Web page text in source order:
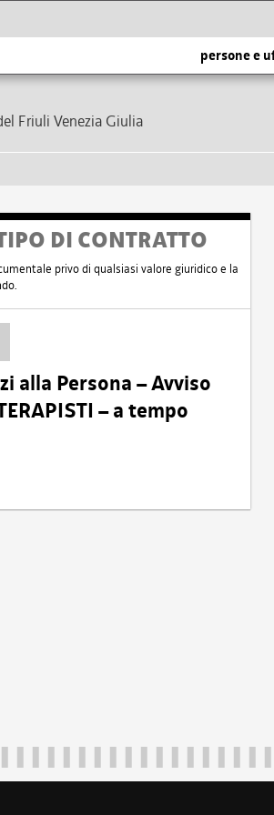
persone e
Friuli Venezia Giulia
DI CONTRATTO
privo di qualsiasi valore giuridico e la
alla Persona – Avviso
– a tempo